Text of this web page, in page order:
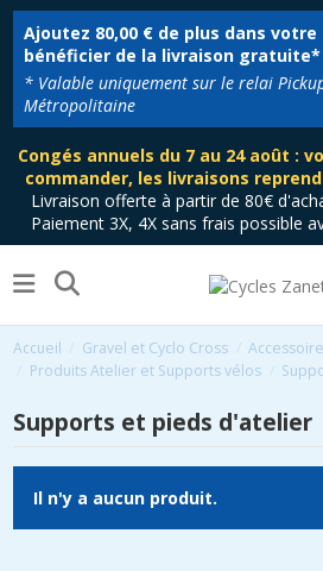
Ajoutez 80,00 €de plus dans votre
bénéficier de la livraison gratuite*
* Valable uniquement sur le relai
Métropolitaine
Congés annuels du 7 au 24 août :
commander, les livraisons
Livraison offerte à partir de 80€
Paiement 3X, 4X sans frais possible
Accueil Gravel et Cyclo Cross
Produits Atelier et Supports vélos
Supports et pieds d'atelier
Il n'y a aucun produit.